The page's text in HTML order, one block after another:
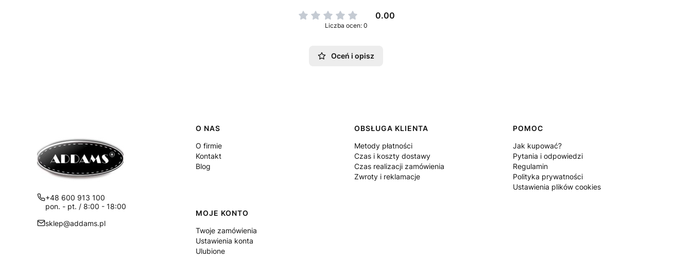
0.00
Liczba ocen: 0
Oceń i opisz
+48 600 913 100
pon. - pt. / 8:00 - 18:00
sklep@addams.pl
Linki w stopce
O NAS
O firmie
Kontakt
Blog
OBSŁUGA KLIENTA
Metody płatności
Czas i koszty dostawy
Czas realizacji zamówienia
Zwroty i reklamacje
POMOC
Jak kupować?
Pytania i odpowiedzi
Regulamin
Polityka prywatności
Ustawienia plików cookies
MOJE KONTO
Twoje zamówienia
Ustawienia konta
Ulubione